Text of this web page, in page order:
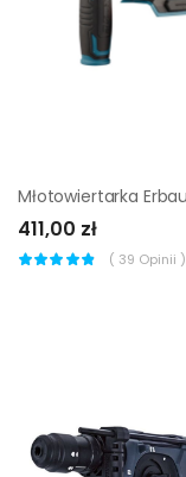
411,00 zł
( 39 Opinii )